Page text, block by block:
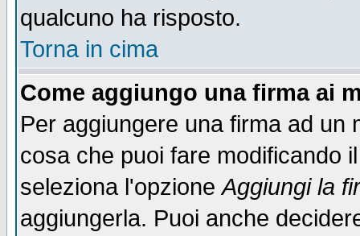
qualcuno ha risposto.
Torna in cima
Come aggiungo una firma ai
Per aggiungere una firma ad un
cosa che puoi fare modificando
seleziona l'opzioneAggiungi la
aggiungerla. Puoi anche